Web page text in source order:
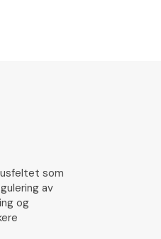
som
av
og